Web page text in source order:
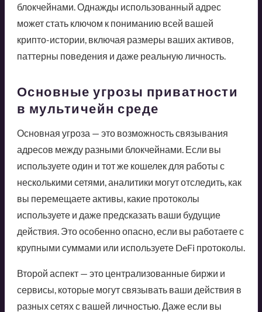
блокчейнами. Однажды использованный адрес
может стать ключом к пониманию всей вашей
крипто-истории, включая размеры ваших активов,
паттерны поведения и даже реальную личность.
Основные угрозы приватности
в мультичейн среде
Основная угроза — это возможность связывания
адресов между разными блокчейнами. Если вы
используете один и тот же кошелек для работы с
несколькими сетями, аналитики могут отследить, как
вы перемещаете активы, какие протоколы
используете и даже предсказать ваши будущие
действия. Это особенно опасно, если вы работаете с
крупными суммами или используете DeFi протоколы.
Второй аспект — это централизованные биржи и
сервисы, которые могут связывать ваши действия в
разных сетях с вашей личностью. Даже если вы